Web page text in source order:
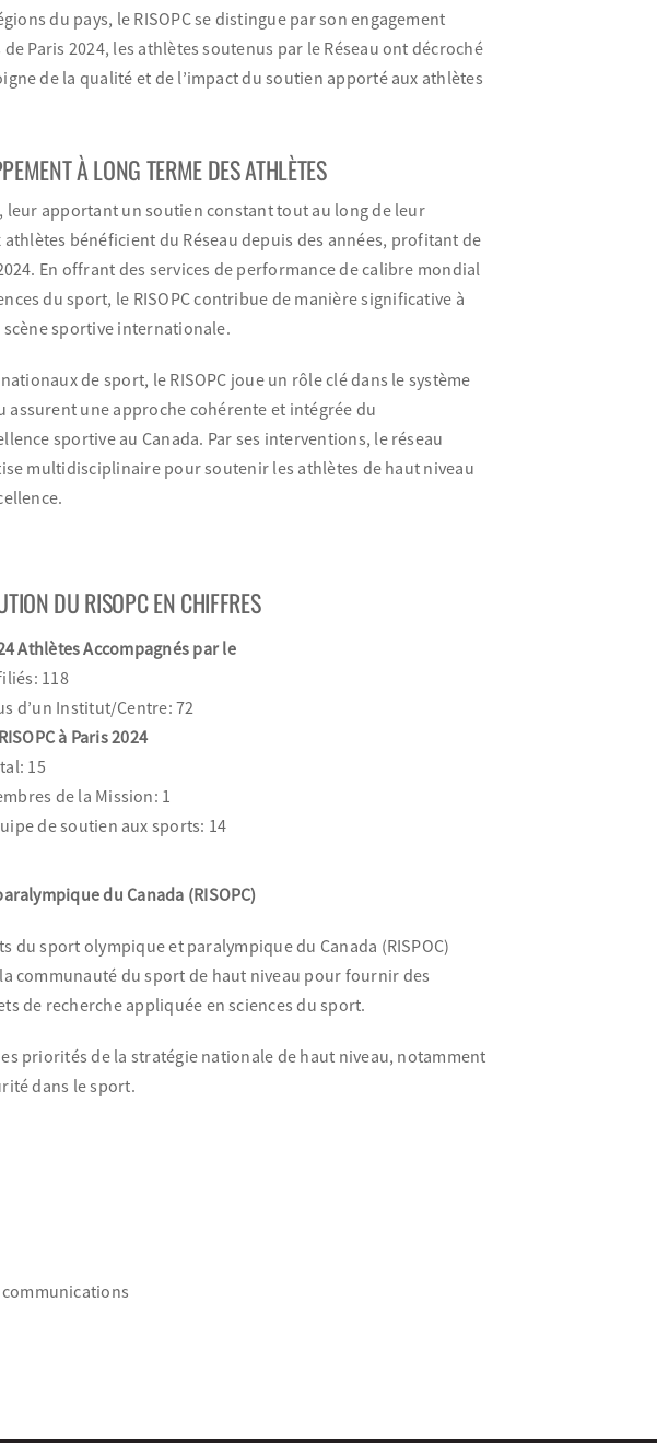
du pays, le RISOPC se distingue par son engagement
Paris 2024, les athlètes soutenus par le Réseau ont décroché
de la qualité et de l’impact du soutien apporté aux athlètes
À LONG TERME DES ATHLÈTES
leur apportant un soutien constant tout au long de leur
bénéficient du Réseau depuis des années, profitant de
En offrant des services de performance de calibre mondial
du sport, le RISOPC contribue de manière significative à
scène sportive internationale.
de sport, le RISOPC joue un rôle clé dans le système
une approche cohérente et intégrée du
sportive au Canada. Par ses interventions, le réseau
multidisciplinaire pour soutenir les athlètes de haut niveau
DU RISOPC EN CHIFFRES
Athlètes Accompagnés par le
118
d’un Institut/Centre: 72
à Paris 2024
15
de la Mission: 1
de soutien aux sports: 14
du Canada (RISOPC)
du sport olympique et paralympique du Canada (RISPOC)
communauté du sport de haut niveau pour fournir des
de recherche appliquée en sciences du sport.
priorités de la stratégie nationale de haut niveau, notamment
dans le sport.